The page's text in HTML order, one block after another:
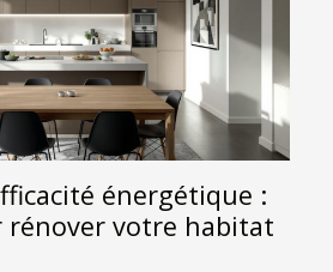
énergétique :
rénover votre habitat